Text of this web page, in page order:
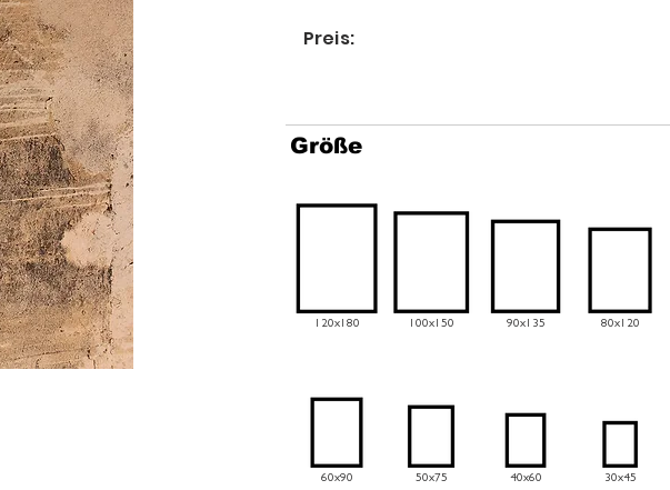
Preis:
Größe
120x180
60x90
100x150
50x75
90x135
40x60
80x120
30x45